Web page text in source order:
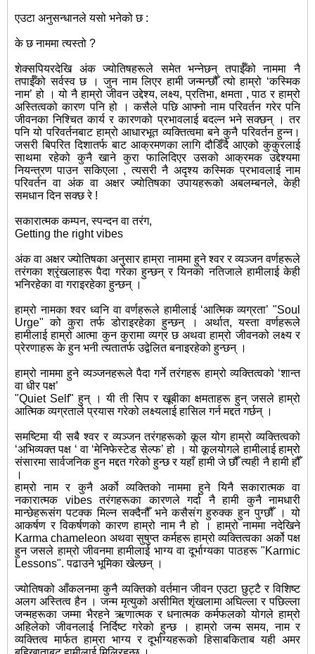
एउटा अनुसन्धानले यसो भनेको छ :
के छ नाममा त्यस्तो ?
शेक्सपियरदेखि अंक ज्योतिषहरूले समेत भन्नेछन् तपाईँको नाममा नै
तपाईँको सर्वस्व छ । जुन नाम लिएर हामी जन्मन्छौँ त्यो हाम्रो ‘कस्मिक
नाम’ हो । यो नै हाम्रो जीवन उद्देश्य, लक्ष्य, प्रतिभा, क्षमता , पाठ र हाम्रो
अस्तित्वको कारण पनि हो । कसैले पछि आफ्नो नाम परिवर्तन गरेर पनि
जीवनका निश्चित कार्य र कारणको प्रभावलाई बदल्न भने सक्छन् । तर
पनि यो परिवर्तनबाट हाम्रो आधारभूत व्यक्तित्वमा बने कुनै परिवर्तन हुन्न।
जसरी बिपरित दिशातर्फ बाट आक्रमणका लागि दौडिँदै आएको कुकुरलाई
साथमा रहेको कुनै खाने कुरा फालिदिएर उसको आक्रमक उद्देश्यमा
नियन्त्रण पाउन सकिएला , त्यसरी नै अदृश्य कस्मिक प्रभावलाई नाम
परिवर्तन वा अंक वा अक्षर ज्योतिषका उपायहरूको अबलम्बनले, केही
समधान दिन सक्छ रे !
सकारात्मक कम्पन, स्पन्दन वा तरंग,
Getting the right vibes
अंक वा अक्षर ज्योतिषका अनुसार हाम्रा नाममा हुने श्वर र व्यञ्जन वर्णहरूले
तरंगका श्रृंखलाहरू पैदा गरेका हुन्छन् र यिनको नतिजाले हामीलाई केही
भनिरहेका वा गराइरहेका हुन्छन् ।
हाम्रो नामका श्वर ध्वनि वा वर्णहरूले हामीलाई ‘आत्मिक व्यग्रता’ "Soul
Urge" को कुरा तर्फ डोराइरहेका हुन्छन् । अर्थात, यस्ता वर्णहरूले
हामीलाई हाम्रो आत्मा कुन कुरामा व्यग्र छ अथवा हाम्रो जीवनको लक्ष्य र
प्रेरणाहरू के हुन भनी त्यतातर्फ उद्वेलित बनाइरहेको हुन्छन् ।
हाम्रो नाममा हुने व्यञ्जनहरूले पैदा गर्ने तरंगहरू हाम्रो व्यक्तित्वको ‘शान्त
वा धीर पक्ष’
"Quiet Self" हुन् । यी ती सिप र खूबीका क्षमताहरू हुन् जसले हाम्रो
आत्मिक व्यग्रताले प्रयास गरेको लक्ष्यलाई हासिल गर्न मद्दत गर्छन् ।
समष्टिमा यी सबै श्वर र व्यञ्जन तरंगहरूको कूल योग हाम्रो व्यक्तित्वको
‘अभिव्यक्त पक्ष ‘ वा ‘मेनिफेस्टेड सेल्फ’ हो । यो कूलयोगले हामीलाई हाम्रो
संसारमा सार्वजनिक हुन मद्दत गरेको हुन्छ र यहाँ हामी जे छौँ त्यही नै हामी हौँ
।
हाम्रो नाम र कुनै अर्को व्यक्तिको नाममा हुने यिनै सकारात्मक वा
नकारात्मक vibes तरंगहरूका कारणले गर्दा नै हामी कुनै नामधारी
मान्छेहरूसंग पटक्क मिल्न सक्दैनौँ भने कसैसंग हुरुक्क हुन पुग्छौँ । यो
आकर्षण र विकर्षणको कारण हाम्रो नाम नै हो । हाम्रो नाममा नदेखिने
Karma chameleon अथवा सुषुप्त कर्महरू हाम्रो व्यक्तित्वका अर्को पक्ष
हुन जसले हाम्रो जीवनमा हामीलाई भाग्य वा दूर्भाग्यका पाठहरू "Karmic
Lessons". पढाउने भूमिका खेल्छन् ।
ज्योतिषको आँकलनमा कुनै व्यक्तिको वर्तमान जीवन एउटा छुट्टै र विशिष्ट
अलग अस्तित्व हैन । जन्म मृत्युको असीमित शृंखलामा अघिल्ला र पछिल्ला
जन्महरूका जम्मा भैरहने ऋणात्मक र धनात्मक कर्मफलको योगले हाम्रो
अहिलेको जीवनलाई निर्दिष्ट गरेको हुन्छ । हाम्रो जन्म समय, नाम र
व्यक्तित्व मार्फत हाम्रा भाग्य र दूर्भाग्यहरूको हिसाबकिताब यही अमर